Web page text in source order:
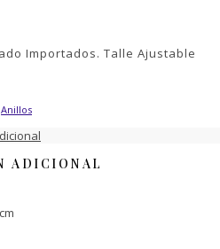
Importados. Talle Ajustable
Anillos
ADICIONAL